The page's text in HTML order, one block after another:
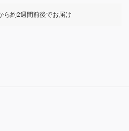
ら約2週間前後でお届け